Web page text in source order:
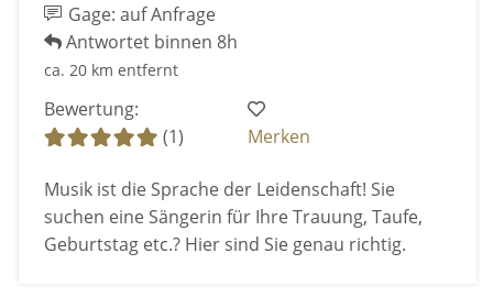
Gage: auf Anfrage
Antwortet binnen 8h
ca. 20 km entfernt
Bewertung:
(1)
Merken
Musik ist die Sprache der Leidenschaft! Sie
suchen eine Sängerin für Ihre Trauung, Taufe,
Geburtstag etc.? Hier sind Sie genau richtig.